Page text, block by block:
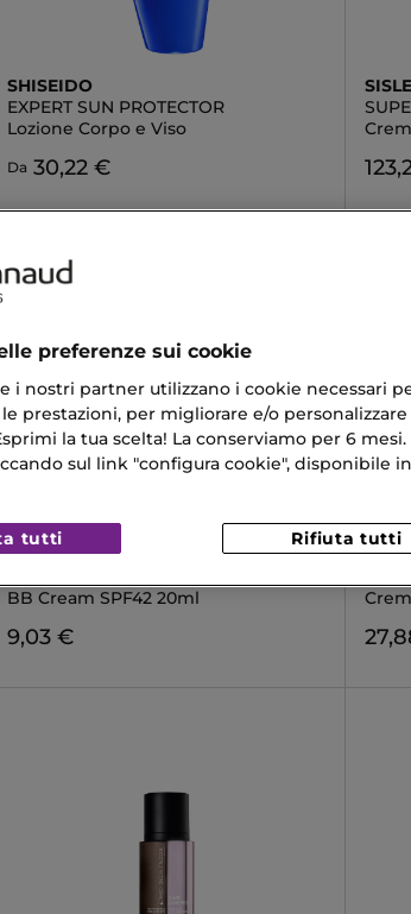
SHISEIDO
EXPERT SUN PROTECTOR
Lozione Corpo e Viso
Da 30,22 €
MISSHA
BB Cream SPF42 20ml
9,03 €
preferenze sui cookie
i nostri partner utilizzano i cookie necessari
prestazioni, per migliorare e/o
la tua scelta! La conserviamo per 6
sul link "configura cookie", disponibile
Rifiuta tutti
tutti